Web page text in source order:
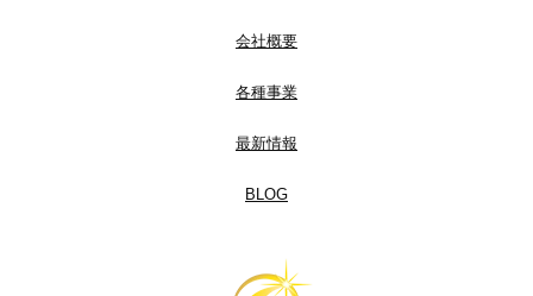
会社概要
各種事業
最新情報
BLOG